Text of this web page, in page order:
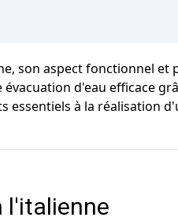
son aspect fonctionnel
d'eau efficace
à la réalisation
l'italienne